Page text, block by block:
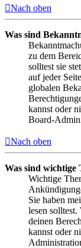
Nach oben
Was sind
zu dem
solltest sie
auf jeder
globalen
kannst oder
Board-
Nach oben
Was sind wichtige
Wichtige
Sie haben
lesen
deinen
kannst oder